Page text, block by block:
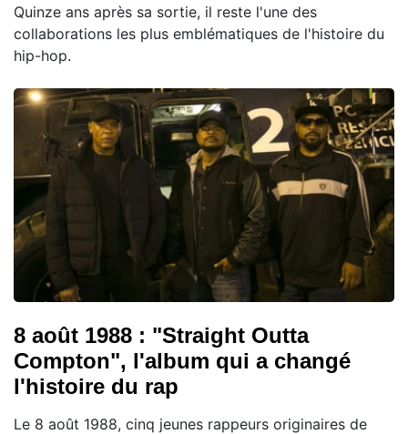
Quinze ans après sa sortie, il reste l'une des
collaborations les plus emblématiques de l'histoire du
hip-hop.
8 août 1988 : "Straight Outta
Compton", l'album qui a changé
l'histoire du rap
Le 8 août 1988, cinq jeunes rappeurs originaires de